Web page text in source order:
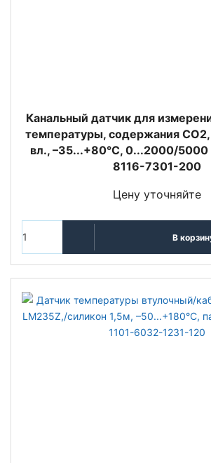
Канальный датчик для
температуры, содержания CO2,
вл., –35...+80°C, 0...2000/5000
8116-7301-200
Цену уточняйте
В